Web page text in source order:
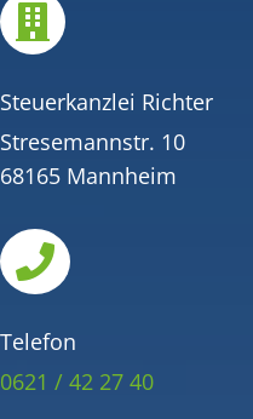

Steuerkanzlei Richter
Stresemannstr. 10
68165 Mannheim

Telefon
0621 / 42 27 40